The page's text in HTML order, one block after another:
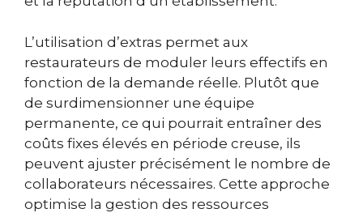
L’utilisation d’extras permet aux
restaurateurs de moduler leurs effectifs en
fonction de la demande réelle. Plutôt que
de surdimensionner une équipe
permanente, ce qui pourrait entraîner des
coûts fixes élevés en période creuse, ils
peuvent ajuster précisément le nombre de
collaborateurs nécessaires. Cette approche
optimise la gestion des ressources